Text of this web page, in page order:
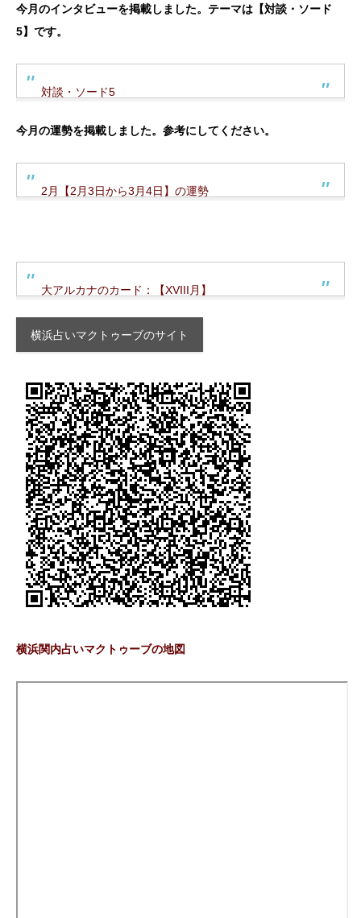
今月のインタビューを掲載しました。テーマは【対談・ソード
5】です。
対談・ソード5
今月の運勢を掲載しました。参考にしてください。
2月【2月3日から3月4日】の運勢
大アルカナのカード：【XVIII月】
横浜占いマクトゥーブのサイト
横浜関内占いマクトゥーブの地図